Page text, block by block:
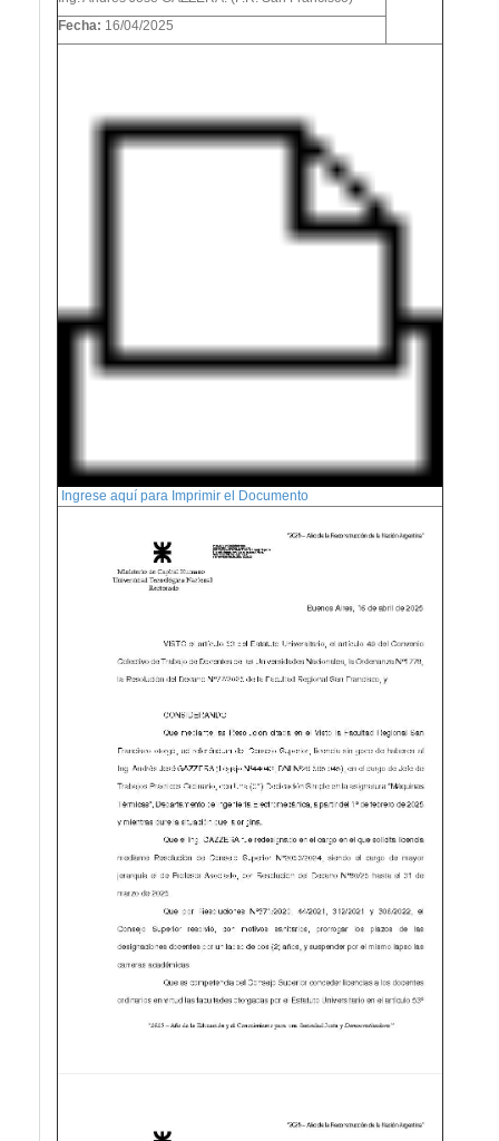
Fecha: 16/04/2025
Ingrese aquí para Imprimir el Documento